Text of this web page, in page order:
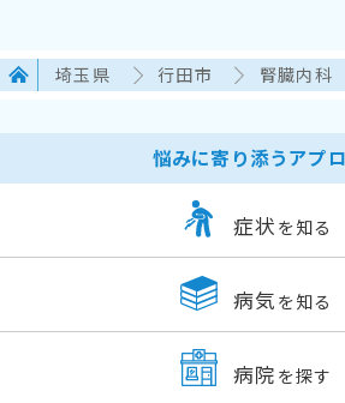
埼玉県 行田市 腎臓内科
悩みに寄り添うアプ
症状 を知る
病気 を知る
病院 を探す